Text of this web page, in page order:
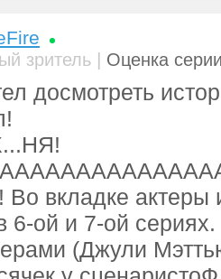
зритель | Оценка
досмотреть
вкладке актеры
6-ой и 7-ой
(Джули